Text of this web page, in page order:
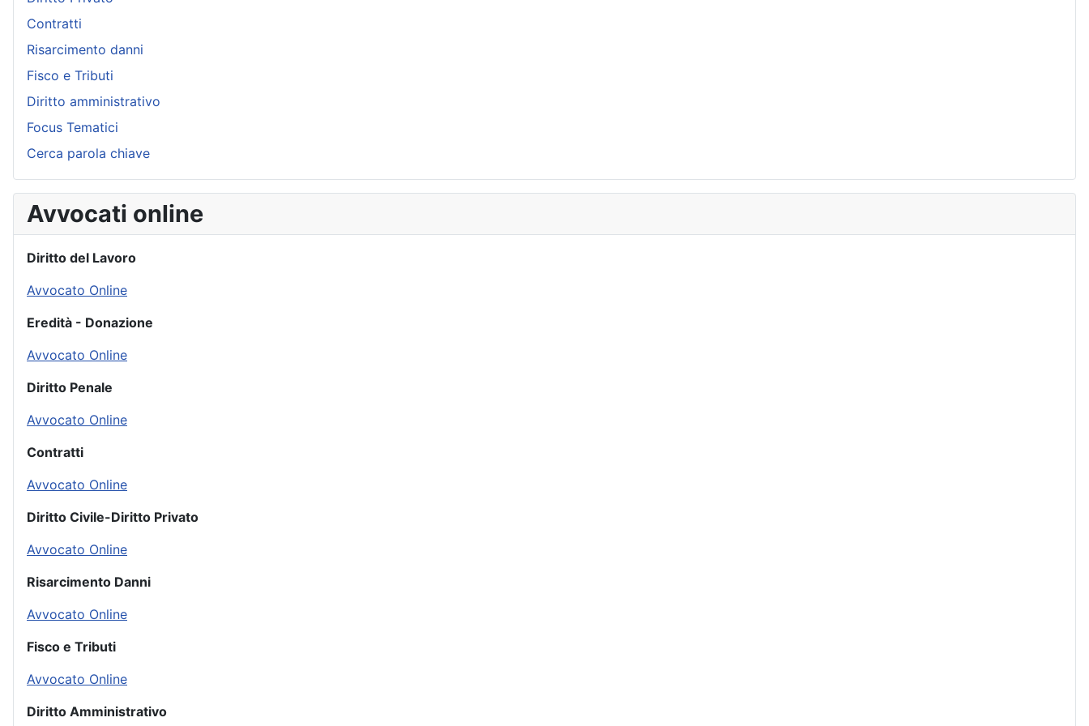
Contratti
Risarcimento danni
Fisco e Tributi
Diritto amministrativo
Focus Tematici
Cerca parola chiave
Avvocati online
Diritto del Lavoro
Avvocato Online
Eredità - Donazione
Avvocato Online
Diritto Penale
Avvocato Online
Contratti
Avvocato Online
Diritto Civile-Diritto Privato
Avvocato Online
Risarcimento Danni
Avvocato Online
Fisco e Tributi
Avvocato Online
Diritto Amministrativo